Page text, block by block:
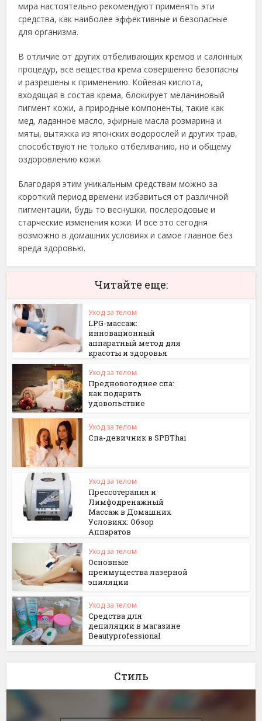
мира настоятельно рекомендуют применять эти
средства, как наиболее эффективные и безопасные
для организма.
В отличие от других отбеливающих кремов и салонных
процедур, все вещества крема совершенно безопасны
и разрешены к применению. Койевая кислота,
входящая в состав крема, блокирует меланиновый
пигмент кожи, а природные компоненты, такие как
мед, ладанное масло, эфирные масла розмарина и
мяты, вытяжка из японских водорослей и других трав,
способствуют не только отбеливанию, но и общему
оздоровлению кожи.
Благодаря этим уникальным средствам можно за
короткий период времени избавиться от различной
пигментации, будь то веснушки, послеродовые и
старческие изменения кожи. И все это сегодня
возможно в домашних условиях и самое главное без
вреда здоровью.
Читайте еще:
Уход за телом
LPG-массаж:
инновационный
аппаратный метод для
красоты и здоровья
Уход за телом
Предновогоднее спа:
как подарить
удовольствие
Уход за телом
Спа-девичник в SPBThai
Уход за телом
Прессотерапия и
Лимфодренажный
Массаж в Домашних
Условиях: Обзор
Аппаратов
Уход за телом
Основные
преимущества лазерной
эпиляции
Уход за телом
Средства для
депиляции в магазине
Beautyprofessional
Стиль